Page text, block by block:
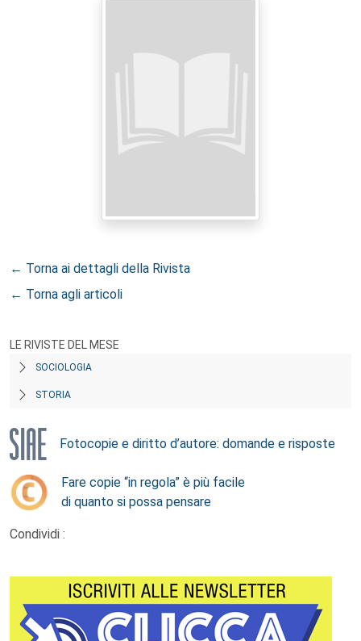
← Torna ai dettagli della Rivista
← Torna agli articoli
LE RIVISTE DEL MESE
SOCIOLOGIA
STORIA
Fotocopie e diritto d’autore: domande e risposte
Fare copie “in regola” è più facile
di quanto si possa pensare
Condividi :